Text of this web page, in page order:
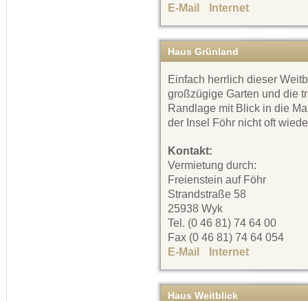
E-Mail Internet
Haus Grünland
Einfach herrlich dieser
großzügige Garten und die
Randlage mit Blick in die
der Insel Föhr nicht oft
Kontakt:
Vermietung durch:
Freienstein auf Föhr
Strandstraße 58
25938 Wyk
Tel. (0 46 81) 74 64 00
Fax (0 46 81) 74 64 054
E-Mail
Internet
Haus Weitblick